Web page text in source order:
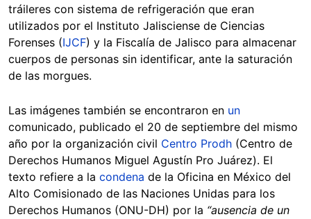
tráileres con sistema de refrigeración que eran
utilizados por el Instituto Jalisciense de Ciencias
Forenses (IJCF) y la Fiscalía de Jalisco para almacenar
cuerpos de personas sin identificar, ante la saturación
de las morgues.
Las imágenes también se encontraron en un
comunicado, publicado el 20 de septiembre del mismo
año por la organización civil Centro Prodh (Centro de
Derechos Humanos Miguel Agustín Pro Juárez). El
texto refiere a la condena de la Oficina en México del
Alto Comisionado de las Naciones Unidas para los
Derechos Humanos (ONU-DH) por la “ausencia de un